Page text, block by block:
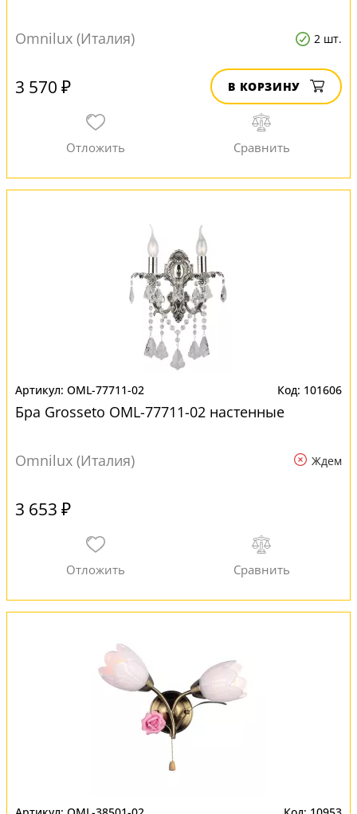
Omnilux (Италия) 2 шт.
3 570 ₽ В КОРЗИНУ
OML-77711-02 101606
Бра Grosseto OML-77711-02 настенные
Omnilux (Италия) Ждем
3 653 ₽